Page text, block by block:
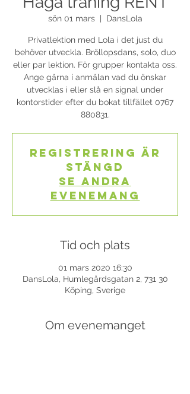
sön 01 mars
  |
DansLola
Privatlektion med Lola i det just du
behöver utveckla. Bröllopsdans, solo, duo
eller par lektion. För grupper kontakta oss.
Ange gärna i anmälan vad du önskar
utvecklas i eller slå en signal under
kontorstider efter du bokat tillfället 0767
880831.
Registrering är
stängd
Se andra
evenemang
Tid och plats
01 mars 2020 16:30
DansLola, Humlegårdsgatan 2, 731 30
Köping, Sverige
Om evenemanget